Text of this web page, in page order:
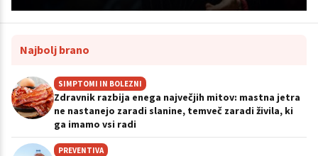
Najbolj brano
SIMPTOMI IN BOLEZNI
Zdravnik razbija enega največjih mitov: mastna jetra
ne nastanejo zaradi slanine, temveč zaradi živila, ki
ga imamo vsi radi
PREVENTIVA